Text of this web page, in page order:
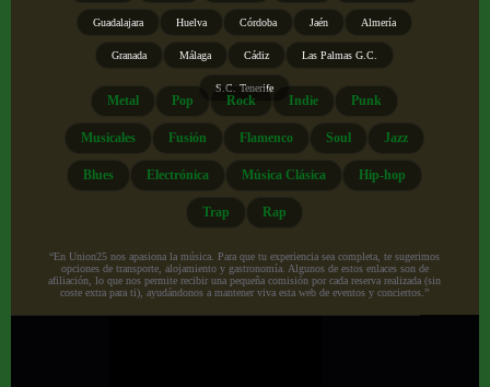
Guadalajara Huelva Córdoba Jaén Almería
Granada Málaga Cádiz Las Palmas G.C.
S.C. Tenerife
Metal Pop Rock Indie Punk
Musicales Fusión Flamenco Soul Jazz
Blues Electrónica Música Clásica Hip-hop
Trap Rap
“En Union25 nos apasiona la música. Para que tu experiencia sea completa, te sugerimos
opciones de transporte, alojamiento y gastronomía. Algunos de estos enlaces son de
afiliación, lo que nos permite recibir una pequeña comisión por cada reserva realizada (sin
coste extra para ti), ayudándonos a mantener viva esta web de eventos y conciertos.”